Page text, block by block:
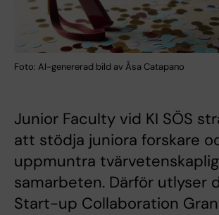
Foto: AI-genererad bild av Åsa Catapano
Junior Faculty vid KI SÖS
att stödja juniora forskare
uppmuntra
samarbeten. Därför utlyser
Start-up Collaboration